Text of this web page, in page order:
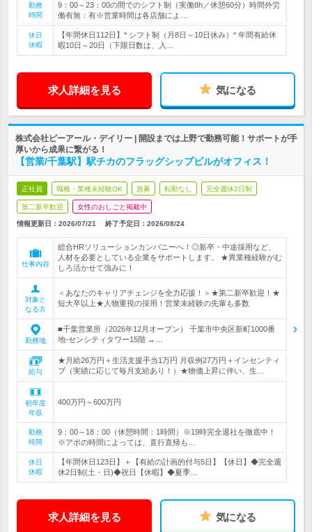
勤務
時間
9：00～23：00の間でのシフト制（実働8h／休憩60分）時間外労
働有無：有※営業時間は各店舗によ…
休日
休暇
【年間休日112日】* シフト制（月8日～10日休み）* 年間有給休
暇10日～20日（下限日数は、入…
求人詳細を見る 気になる
株式会社ピーアール・デイリー | 開設までは上野で勤務可能！サポートが手
厚いから成果に繋がる！
【営業/千葉駅】駅チカのフラッグシップビルがオフィス！
正社員 職種・業種未経験OK 急募 転勤なし 完全週休2日制
第二新卒歓迎 女性のおしごと掲載中
情報更新日：2026/07/21 終了予定日： 2026/08/24
仕事内容
総合HRソリューションカンパニーへ！◎新卒・中途採用など、
人材を必要としている企業をサポートします。 ★異業種経験がむ
しろ活かせて強みに！
対象と
なる方
＜あなたのキャリアチェンジを全力応援！＞★第二新卒歓迎！★
短大卒以上★人物重視の採用！営業未経験の先輩も多数
勤務地
■千葉営業所（2026年12月オープン） 千葉市中央区新町1000番
地-センシティタワー15階 →…
給与
★月給26万円＋生活支援手当1万円 月収例27万円＋インセンティ
ブ（実績に応じて毎月支給あり！）★物価上昇に伴い、生…
初年度
年収
400万円～600万円
勤務
時間
9：00～18：00（休憩時間：1時間）※19時完全退社を徹底中！
※アポの時間によっては、直行直帰も…
休日
休暇
【年間休日123日】＋【有給の計画的付与5日】【休日】◆完全週
休2日制(土・日)◆祝日【休暇】◆夏季…
求人詳細を見る 気になる